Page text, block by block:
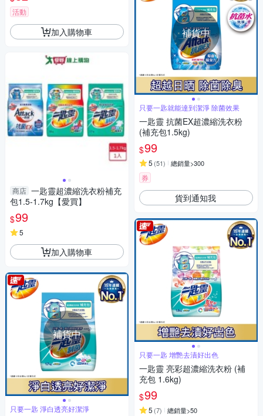
活動
加入購物車
商店 一匙靈超濃縮洗衣粉補充
包1.5-1.7kg【愛買】
$99
5
加入購物車
補貨中
只要一匙 淨白透亮好潔淨
補貨中
只要一匙就能達到潔淨 除菌效果
一匙靈 抗菌EX超濃縮洗衣粉
(補充包1.5kg)
$99
5 (51) 總銷量>300
券
貨到通知我
只要一匙 增艷去漬好出色
一匙靈 亮彩超濃縮洗衣粉 (補
充包 1.6kg)
$99
5 (7) 總銷量>50